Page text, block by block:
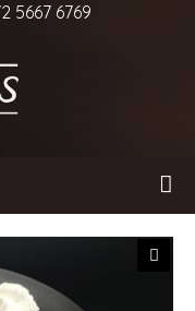
5667 6769